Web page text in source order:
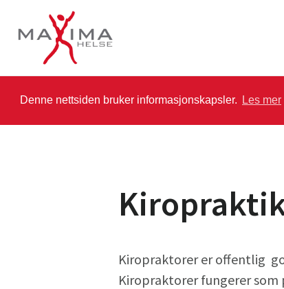
Denne nettsiden bruker informasjonskapsler. Les mer
Kiropraktorer er offentlig
Kiropraktorer fungerer